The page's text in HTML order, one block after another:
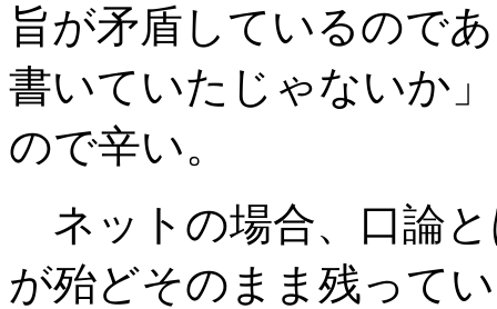
旨が矛盾しているので
書いていたじゃないか
ので辛い。
ネットの場合、口論
が殆どそのまま残って